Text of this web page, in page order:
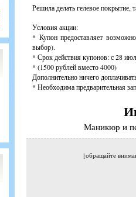
Решила делать гелевое покрытие,
Условия акции:
* Купон предоставляет
выбор).
* Срок действия купонов: с 28
* (1500 рублей вместо 4000)
Дополнительно ничего
* Необходима предварительная
Маникюр и
[обращайте